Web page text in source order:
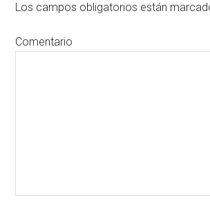
Los campos obligatorios están
Comentario